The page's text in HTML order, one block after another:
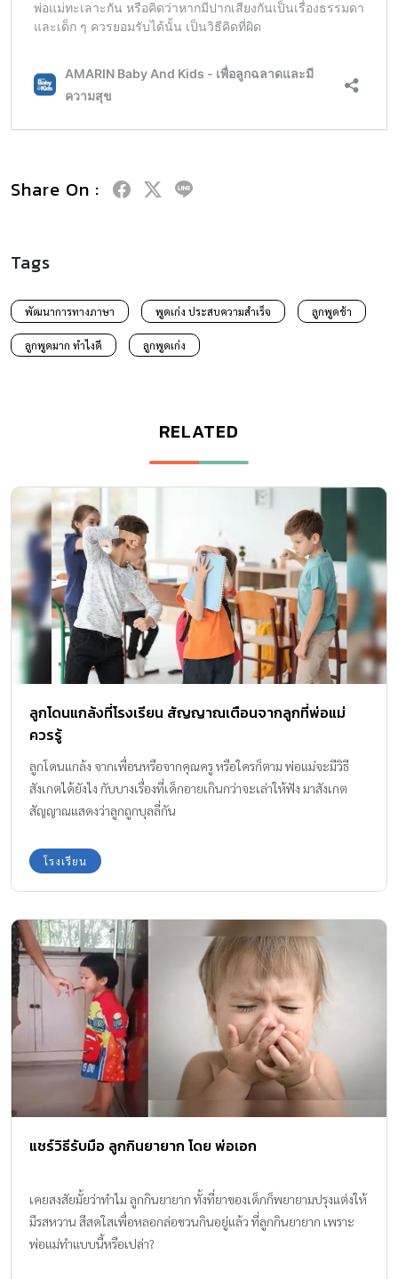
Share On :
Tags
พัฒนาการทางภาษา พูดเก่ง ประสบความสำเร็จ ลูกพูดช้า
ลูกพูดมาก ทำไงดี ลูกพูดเก่ง
RELATED
ลูกโดนแกล้งที่โรงเรียน สัญญาณเตือนจากลูกที่พ่อแม่
ควรรู้
ลูกโดนแกล้ง จากเพื่อนหรือจากคุณครู หรือใครก็ตาม พ่อแม่จะมีวิธี
สังเกตได้ยังไง กับบางเรื่องที่เด็กอายเกินกว่าจะเล่าให้ฟัง มาสังเกต
สัญญาณแสดงว่าลูกถูกบุลลี่กัน
โรงเรียน
แชร์วิธีรับมือ ลูกกินยายาก โดย พ่อเอก
เคยสงสัยมั้ยว่าทำไม ลูกกินยายาก ทั้งที่ยาของเด็กก็พยายามปรุงแต่งให้
มีรสหวาน สีสดใสเพื่อหลอกล่อชวนกินอยู่แล้ว ที่ลูกกินยายาก เพราะ
พ่อแม่ทำแบบนี้หรือเปล่า?